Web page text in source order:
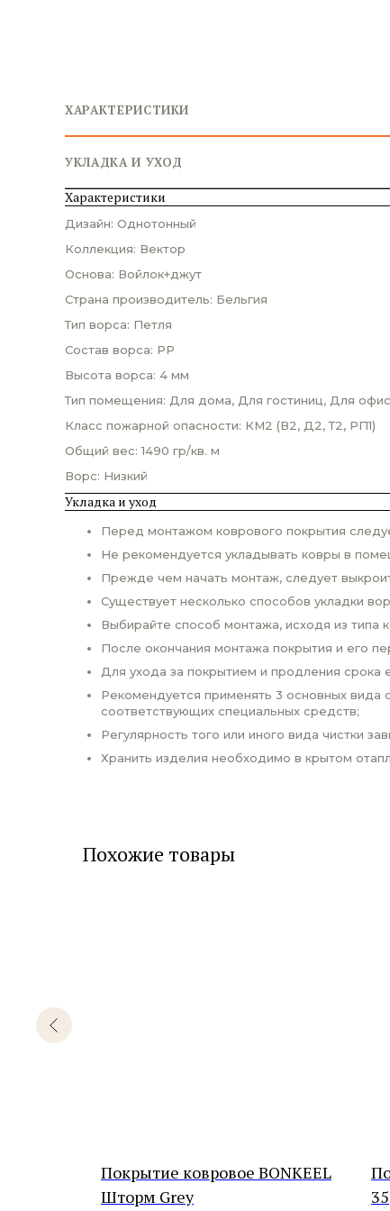
ХАРАКТЕРИСТИКИ
УКЛАДКА И УХОД
Характеристики
Дизайн: Однотонный
Коллекция: Вектор
Основа: Войлок+джут
Страна производитель: Бельгия
Тип ворса: Петля
Состав ворса: PP
Высота ворса: 4 мм
Тип помещения: Для дома, Для гостиниц, Для
Класс пожарной опасности: КМ2 (В2, Д2, Т2, РП1)
Общий вес: 1490 гр/кв. м
Ворс: Низкий
Укладка и уход
Перед монтажом коврового покрытия
Не рекомендуется укладывать ковры в
Прежде чем начать монтаж, следует
Существует несколько способов укладки
Выбирайте способ монтажа, исходя из типа
После окончания монтажа покрытия и его
Для ухода за покрытием и продления срока
Рекомендуется применять 3 основных вида
соответствующих специальных средств;
Регулярность того или иного вида чистки
Хранить изделия необходимо в крытом
Похожие товары
Покрытие ковровое BONKEEL
Шторм Grey
35